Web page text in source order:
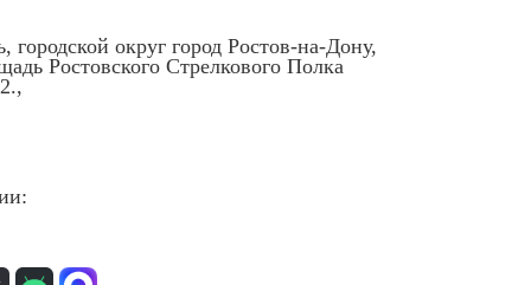
городской округ город Ростов-на-Дону,
Ростовского Стрелкового Полка